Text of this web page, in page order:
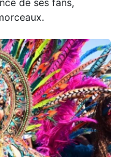
de ses fans,